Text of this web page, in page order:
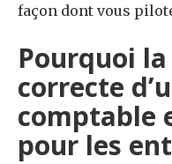
façon dont vous
Pourquoi
correcte
comptable
pour les